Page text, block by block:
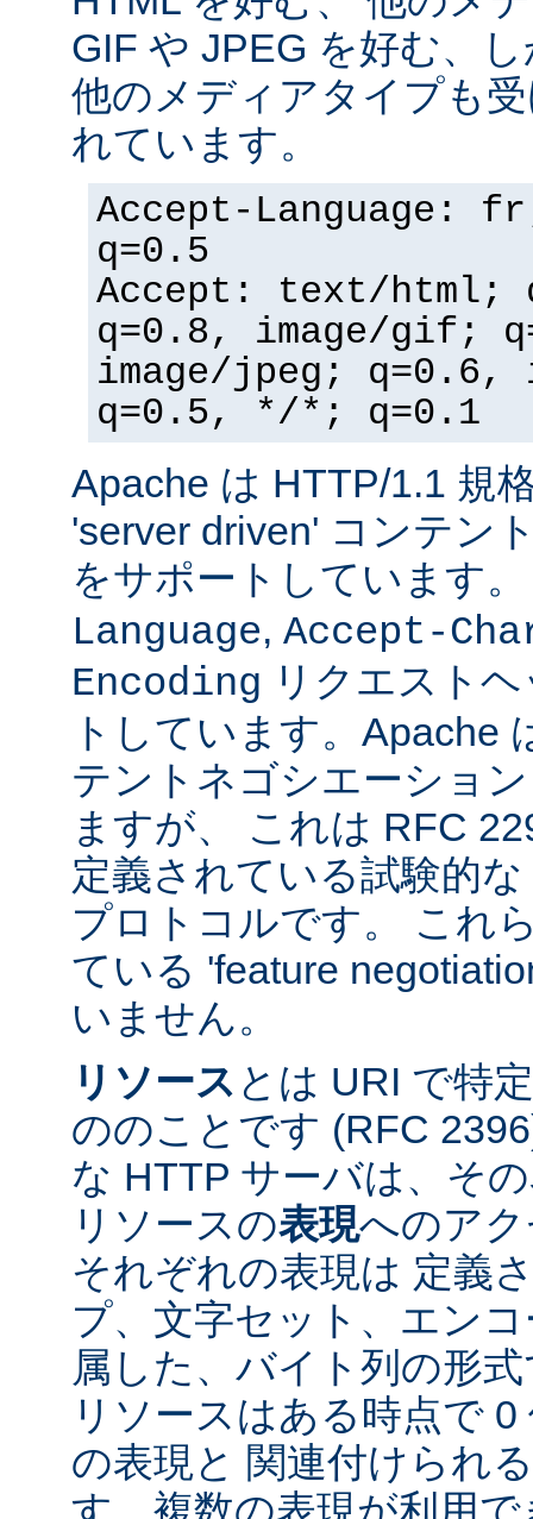
GIF や JPEG を好む、
他のメディアタイプも
れています。
Accept-Language:
q=0.5
Accept: text/html;
q=0.8, image/gif;
image/jpeg; q=0.6,
q=0.5, */*; q=0.1
Apache は HTTP/1.1 規
'server driven' コンテン
をサポートしています
Language, Accept-
Encoding リクエスト
トしています。Apache
テントネゴシエーショ
ますが、 これは RFC
定義されている試験的
プロトコルです。 これ
ている 'feature
いません。
リソース とは URI で特
ののことです (RFC
な HTTP サーバは、そ
リソースの表現へのア
それぞれの表現は 定義
プ、文字セット、エン
属した、バイト列の形
リソースはある時点で
の表現と 関連付けられ
す。複数の表現が利用